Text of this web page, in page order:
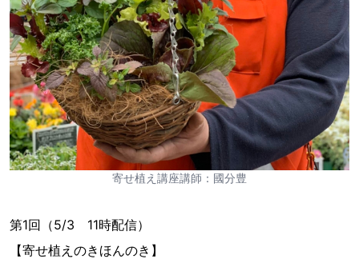
寄せ植え講座講師：國分豊
第1回（5/3 11時配信）
【寄せ植えのきほんのき】